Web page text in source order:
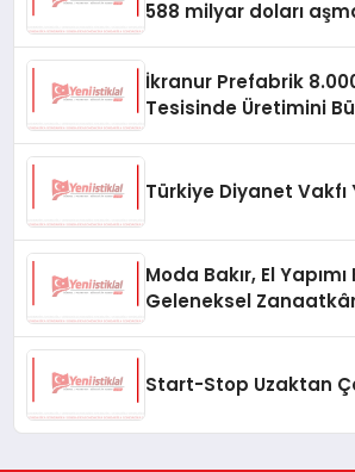
588 milyar doları
İkranur Prefabrik
Tesisinde Üretimini
Türkiye Diyanet Vakfı
Moda Bakır, El
Geleneksel
Start-Stop Uzaktan